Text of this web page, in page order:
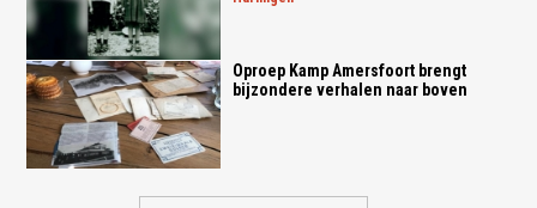
Oproep Kamp Amersfoort brengt
bijzondere verhalen naar boven